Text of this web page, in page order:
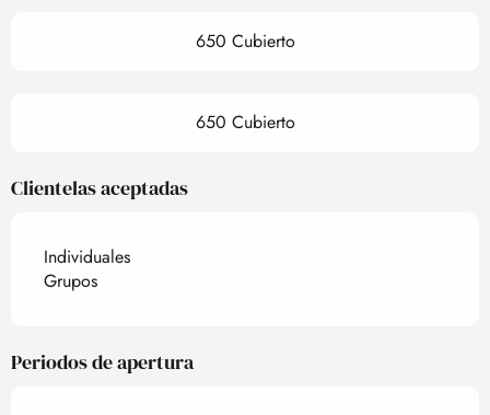
650 Cubierto
650 Cubierto
Clientelas aceptadas
Individuales
Grupos
Periodos de apertura